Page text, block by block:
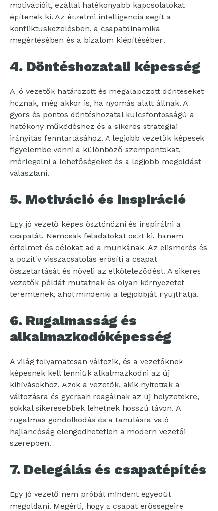
motivációit, ezáltal hatékonyabb kapcsolatokat
építenek ki. Az érzelmi intelligencia segít a
konfliktuskezelésben, a csapatdinamika
megértésében és a bizalom kiépítésében.
4. Döntéshozatali képesség
A jó vezetők határozott és megalapozott döntéseket
hoznak, még akkor is, ha nyomás alatt állnak. A
gyors és pontos döntéshozatal kulcsfontosságú a
hatékony működéshez és a sikeres stratégiai
irányítás fenntartásához. A legjobb vezetők képesek
figyelembe venni a különböző szempontokat,
mérlegelni a lehetőségeket és a legjobb megoldást
választani.
5. Motiváció és inspiráció
Egy jó vezető képes ösztönözni és inspirálni a
csapatát. Nemcsak feladatokat oszt ki, hanem
értelmet és célokat ad a munkának. Az elismerés és
a pozitív visszacsatolás erősíti a csapat
összetartását és növeli az elköteleződést. A sikeres
vezetők példát mutatnak és olyan környezetet
teremtenek, ahol mindenki a legjobbját nyújthatja.
6. Rugalmasság és
alkalmazkodóképesség
A világ folyamatosan változik, és a vezetőknek
képesnek kell lenniük alkalmazkodni az új
kihívásokhoz. Azok a vezetők, akik nyitottak a
változásra és gyorsan reagálnak az új helyzetekre,
sokkal sikeresebbek lehetnek hosszú távon. A
rugalmas gondolkodás és a tanulásra való
hajlandóság elengedhetetlen a modern vezetői
szerepben.
7. Delegálás és csapatépítés
Egy jó vezető nem próbál mindent egyedül
megoldani. Megérti, hogy a csapat erősségeire